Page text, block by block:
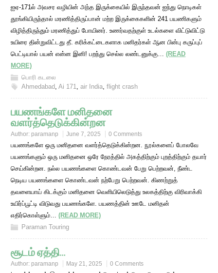
ஐஏ-171ல் அவசர வழியின் அந்த இருக்கையில் இருந்தவன் ஐந்து நொடிகள்
தூங்கியிருந்தால் மரணித்திருப்பான் மற்ற இருக்கைகளின் 241 பயணிகளும்
விழித்திருந்தும் மரணித்துப் போயினர். உணர்வதற்குள் உடல்களை விட்டுவிட்டு
உயிரை தின்றுவிட்டது தீ. கரிக்கட்டைகளாக மனிதர்கள் ஆன பின்பு கருப்புப்
பெட்டியால் பயன் என்ன இனி! பறந்து செல்ல லண்டனுக்கு…(READ
MORE)
பொரி கடலை
Ahmedabad,Ai 171,air India,flight crash
பயணங்களே மனிதனை
வளர்த்தெடுக்கின்றன
Author: paramanp June 7, 2025 0 Comments
பயணங்களே ஒரு மனிதனை வளர்த்தெடுக்கின்றன. நூல்களைப் போலவே
பயணங்களும் ஒரு மனிதனை ஒரே நேரத்தில் அகத்திற்கும் புறத்திற்கும் தயார்
செய்கின்றன. நல்ல பயணங்களை கொண்டவன் பேறு பெற்றவன், நீண்ட
நெடிய பயணங்களை கொண்டவன் நற்பேறு பெற்றவன். கிணற்றுத்
தவளையாய் கிடக்கும் மனிதனை வெளியிலெடுத்து உலகத்திற்கு விரிவாக்கி
உயிர்ப்பூட்டி விடுவது பயணங்களே. பயணத்தின் ஊடே மனிதன்
எதிர்கொள்ளும்…(READ MORE)
Paraman Touring
சூடம் ஏத்தி…
Author: paramanp May 21, 2025 0 Comments